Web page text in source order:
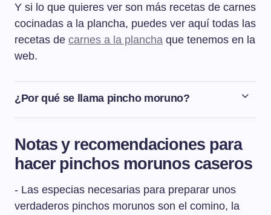
Y si lo que quieres ver son más recetas de carnes
cocinadas a la plancha, puedes ver aquí todas las
recetas de carnes a la plancha que tenemos en la
web.
¿Por qué se llama pincho moruno?
El nombre de pincho moruno tiene su origen en la
África, donde se elabora con carne de cordero por la
prohibición de comer cerdo.
Notas y recomendaciones para
hacer pinchos morunos caseros
- Las especias necesarias para preparar unos
verdaderos pinchos morunos son el comino, la